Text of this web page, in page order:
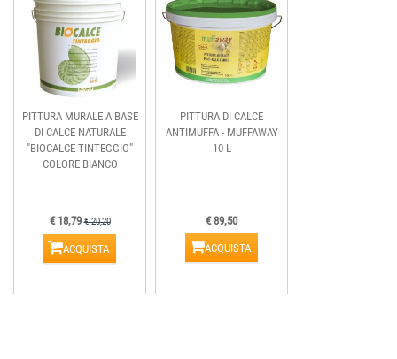
PITTURA MURALE A BASE
DI CALCE NATURALE
"BIOCALCE TINTEGGIO"
COLORE BIANCO
€ 18,79€ 20,20
ACQUISTA
PITTURA DI CALCE
ANTIMUFFA - MUFFAWAY
10 L
€ 89,50
ACQUISTA